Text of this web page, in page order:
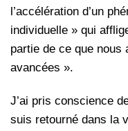
l’accélération d’un
individuelle » qui
partie de ce que nous
avancées ».
J’ai pris conscience
suis retourné dans la